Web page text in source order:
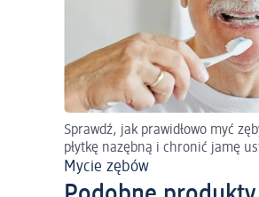
Sprawdź, jak prawidłowo myć
płytkę nazębną i chronić jamę
Mycie zębów